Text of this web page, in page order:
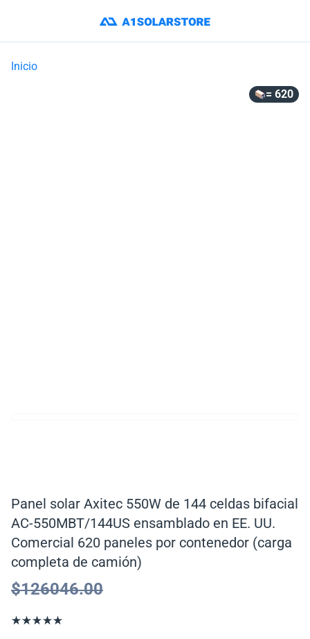
Inicio
= 620
Panel solar Axitec 550W de 144 celdas bifacial
AC-550MBT/144US ensamblado en EE. UU.
Comercial 620 paneles por contenedor (carga
completa de camión)
$126046.00